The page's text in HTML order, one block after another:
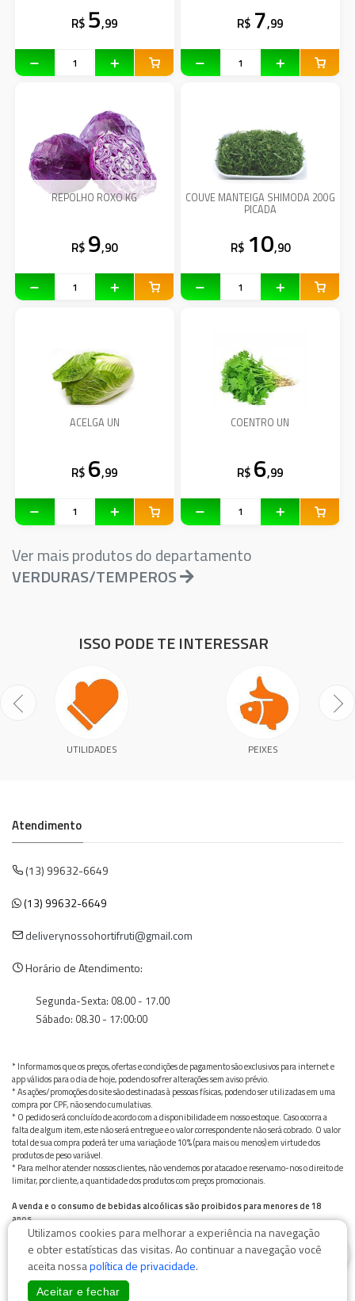
R$ 5,99 R$ 7,99
REPOLHO ROXO KG
R$ 9,90
COUVE MANTEIGA SHIMODA 200G
PICADA
R$ 10,90
ACELGA UN
R$ 6,99
COENTRO UN
R$ 6,99
Ver mais produtos do departamento
VERDURAS/TEMPEROS
ISSO PODE TE INTERESSAR
UTILIDADES PEIXES
Atendimento
(13) 99632-6649
(13) 99632-6649
deliverynossohortifruti@gmail.com
Horário de Atendimento:
Segunda-Sexta: 08.00 - 17.00
Sábado: 08.30 - 17:00:00
* Informamos que os preços, ofertas e condições de pagamento são exclusivos para internet e
app válidos para o dia de hoje, podendo sofrer alterações sem aviso prévio.
* As ações/promoções do site são destinadas à pessoas físicas, podendo ser utilizadas em uma
compra por CPF, não sendo cumulativas.
* O pedido será concluído de acordo com a disponibilidade em nosso estoque. Caso ocorra a
falta de algum item, este não será entregue e o valor correspondente não será cobrado. O valor
total de sua compra poderá ter uma variação de 10% (para mais ou menos) em virtude dos
produtos de peso variável.
* Para melhor atender nossos clientes, não vendemos por atacado e reservamo-nos o direito de
limitar, por cliente, a quantidade dos produtos com preços promocionais.
A venda e o consumo de bebidas alcoólicas são proibidos para menores de 18
anos.
Bebida alcoólica pode causar dependência química e, em excesso, provoca graves males à saúde.
Beba com moderação
Utilizamos cookies para melhorar a experiência na navegação
e obter estatísticas das visitas. Ao continuar a navegação você
aceita nossapolítica de privacidade.
Aceitar e fechar